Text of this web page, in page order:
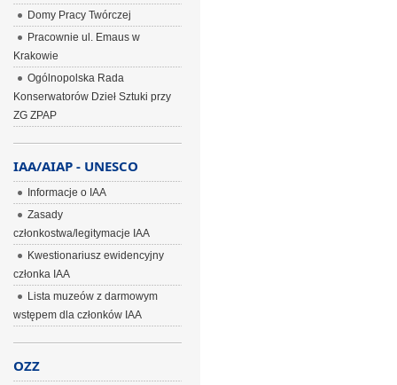
Domy Pracy Twórczej
Pracownie ul. Emaus w
Krakowie
Ogólnopolska Rada
Konserwatorów Dzieł Sztuki przy
ZG ZPAP
IAA/AIAP - UNESCO
Informacje o IAA
Zasady
członkostwa/legitymacje IAA
Kwestionariusz ewidencyjny
członka IAA
Lista muzeów z darmowym
wstępem dla członków IAA
OZZ